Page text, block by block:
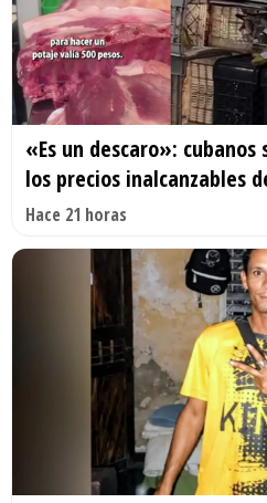
«Es un descaro»:
los precios inalcanzables
Hace 21 horas